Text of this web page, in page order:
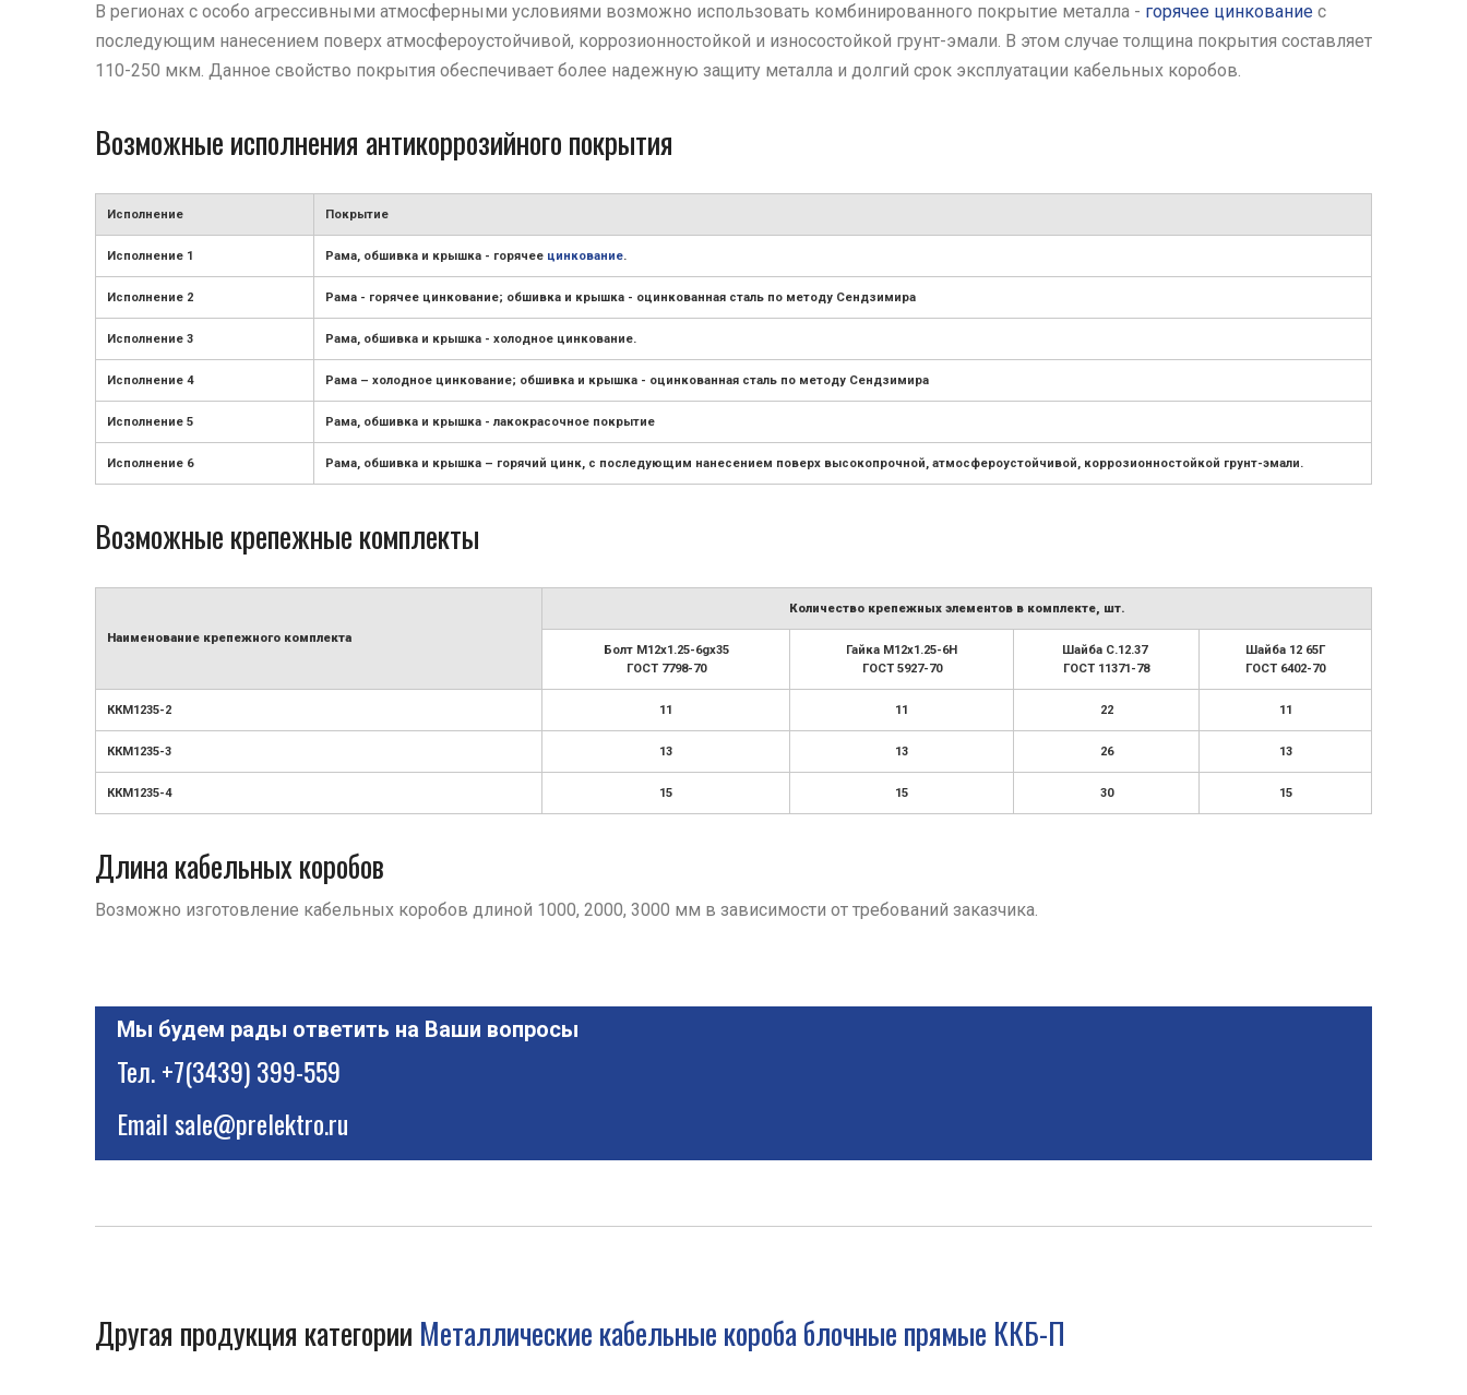
В регионах с особо агрессивными атмосферными условиями возможно использовать комбинированного покрытие металла - горячее цинкование с
последующим нанесением поверх атмосфероустойчивой, коррозионностойкой и износостойкой грунт-эмали. В этом случае толщина покрытия составляет
110-250 мкм. Данное свойство покрытия обеспечивает более надежную защиту металла и долгий срок эксплуатации кабельных коробов.
Возможные исполнения антикоррозийного покрытия
Исполнение Покрытие
Исполнение 1 Рама, обшивка и крышка - горячее цинкование.
Исполнение 2 Рама - горячее цинкование; обшивка и крышка - оцинкованная сталь по методу Сендзимира
Исполнение 3 Рама, обшивка и крышка - холодное цинкование.
Исполнение 4 Рама – холодное цинкование; обшивка и крышка - оцинкованная сталь по методу Сендзимира
Исполнение 5 Рама, обшивка и крышка - лакокрасочное покрытие
Исполнение 6 Рама, обшивка и крышка – горячий цинк, с последующим нанесением поверх высокопрочной, атмосфероустойчивой, коррозионностойкой грунт-эмали.
Возможные крепежные комплекты
Наименование крепежного комплекта
Количество крепежных элементов в комплекте, шт.
Болт М12х1.25-6gx35
ГОСТ 7798-70
Гайка М12х1.25-6H
ГОСТ 5927-70
Шайба С.12.37
ГОСТ 11371-78
Шайба 12 65Г
ГОСТ 6402-70
ККМ1235-2 11 11 22 11
ККМ1235-3 13 13 26 13
ККМ1235-4 15 15 30 15
Длина кабельных коробов
Возможно изготовление кабельных коробов длиной 1000, 2000, 3000 мм в зависимости от требований заказчика.
Мы будем рады ответить на Ваши вопросы
Тел.+7(3439) 399-559
Emailsale@prelektro.ru
Другая продукция категории Металлические кабельные короба блочные прямые ККБ-П